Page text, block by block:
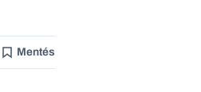
Mentés